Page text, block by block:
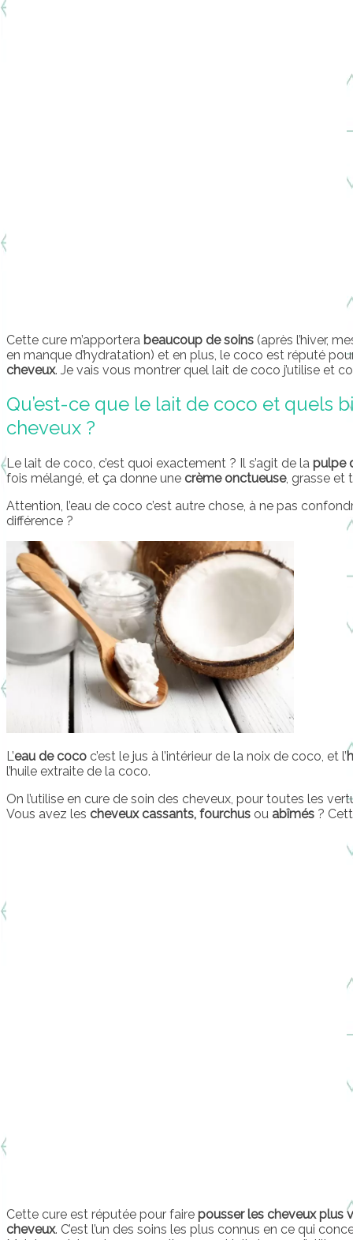
Cette cure m’apportera beaucoup de soins (après l’hiver,
en manque d’hydratation) et en plus, le coco est réputé
cheveux. Je vais vous montrer quel lait de coco j’utilise et
Qu’est-ce que le lait de coco et quels
cheveux ?
Le lait de coco, c’est quoi exactement ? Il s’agit de la pulpe
fois mélangé, et ça donne une crème onctueuse, grasse et
Attention, l’eau de coco c’est autre chose, à ne pas
différence ?
L’eau de coco c’est le jus à l’intérieur de la noix de coco, et l’
l’huile extraite de la coco.
On l’utilise en cure de soin des cheveux, pour toutes les
Vous avez les cheveux cassants, fourchus ou abîmés ?
Cette cure est réputée pour faire pousser les cheveux plus
cheveux. C’est l’un des soins les plus connus en ce qui